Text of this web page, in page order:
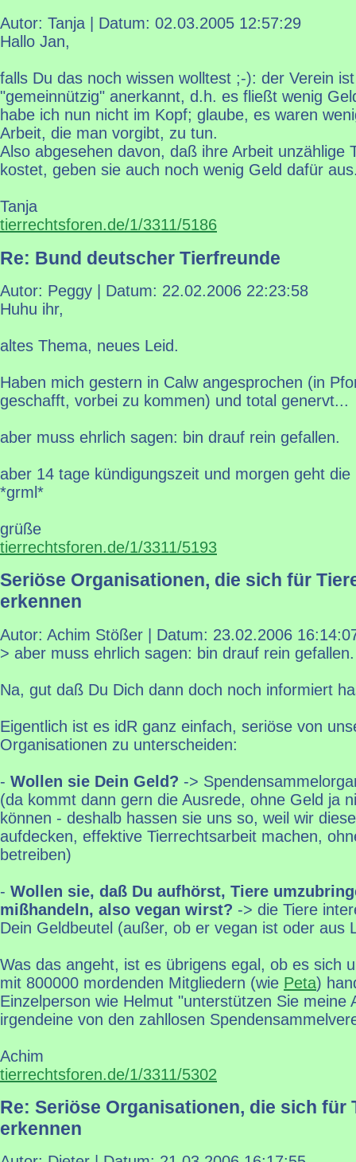
Autor: Tanja | Datum: 02.03.2005 12:57:29
Hallo Jan,
falls Du das noch wissen wolltest ;-): der Verein
"gemeinnützig" anerkannt, d.h. es fließt wenig
habe ich nun nicht im Kopf; glaube, es waren
Arbeit, die man vorgibt, zu tun.
Also abgesehen davon, daß ihre Arbeit unzählige
kostet, geben sie auch noch wenig Geld dafür
Tanja
tierrechtsforen.de/1/3311/5186
Re: Bund deutscher Tierfreunde
Autor: Peggy | Datum: 22.02.2006 22:23:58
Huhu ihr,
altes Thema, neues Leid.
Haben mich gestern in Calw angesprochen (in
geschafft, vorbei zu kommen) und total genervt...
aber muss ehrlich sagen: bin drauf rein gefallen.
aber 14 tage kündigungszeit und morgen geht die
*grml*
grüße
tierrechtsforen.de/1/3311/5193
Seriöse Organisationen, die sich für
erkennen
Autor: Achim Stößer | Datum: 23.02.2006
> aber muss ehrlich sagen: bin drauf rein gefallen.
Na, gut daß Du Dich dann doch noch informiert
Eigentlich ist es idR ganz einfach, seriöse von
Organisationen zu unterscheiden:
- Wollen sie Dein Geld? ->
(da kommt dann gern die Ausrede, ohne Geld ja
können - deshalb hassen sie uns so, weil wir
aufdecken, effektive Tierrechtsarbeit machen,
betreiben)
- Wollen sie, daß Du aufhörst, Tiere
mißhandeln, also vegan wirst? -> die Tiere
Dein Geldbeutel (außer, ob er vegan ist oder aus
Was das angeht, ist es übrigens egal, ob es sich
mit 800000 mordenden Mitgliedern (wie Peta)
Einzelperson wie Helmut "unterstützen Sie meine
irgendeine von den zahllosen
Achim
tierrechtsforen.de/1/3311/5302
Re: Seriöse Organisationen, die sich für
erkennen